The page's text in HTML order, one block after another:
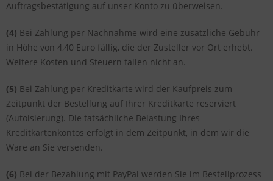
Auftragsbestätigung auf unser Konto zu überweisen.
(4) Bei Zahlung per Nachnahme wird eine zusätzliche Gebühr
in Höhe von 4,40 Euro fällig, die der Zusteller vor Ort erhebt.
Weitere Kosten und Steuern fallen nicht an.
(5) Bei Zahlung per Kreditkarte wird der Kaufpreis zum
Zeitpunkt der Bestellung auf Ihrer Kreditkarte reserviert
(Autoisierung). Die tatsächliche Belastung Ihres
Kreditkartenkontos erfolgt in dem Zeitpunkt, in dem wir die
Ware an Sie versenden.
(6) Bei der Bezahlung mit PayPal werden Sie im Bestellprozess